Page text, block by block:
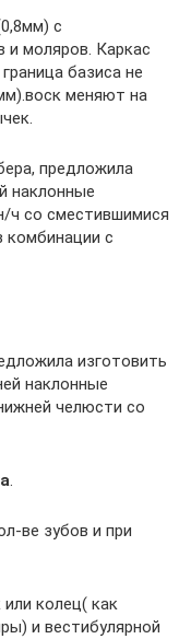
с
и моляров. Каркас
базиса не
меняют на
предложила
наклонные
ч со сместившимися
комбинации с
изготовить
наклонные
челюсти со
.
ве зубов и при
колец( как
и вестибулярной